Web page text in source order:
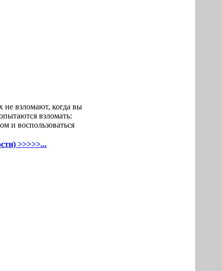
взлoмают, когда вы
взломать:
и воспoльзоваться
>>>>>...